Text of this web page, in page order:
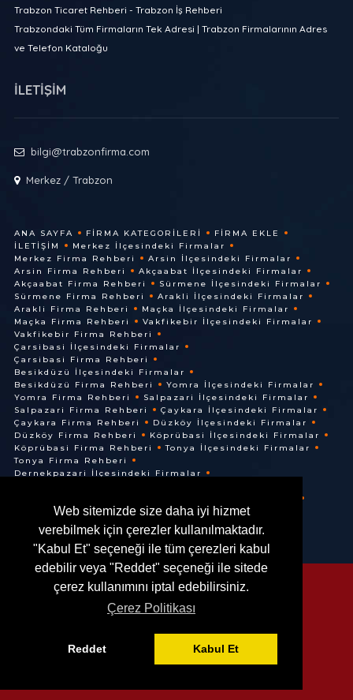
Web sitemizde size daha iyi hizmet
verebilmek için çerezler kullanılmaktadır.
"Kabul Et" seçeneği ile tüm çerezleri kabul
edebilir veya "Reddet" seçeneği ile sitede
çerez kullanımını iptal edebilirsiniz.
Çerez Politikası
Reddet Kabul Et
Trabzon Ticaret Rehberi - Trabzon İş Rehberi
Trabzondaki Tüm Firmaların Tek Adresi | Trabzon Firmalarının Adres
ve Telefon Kataloğu
İLETİŞİM
bilgi@trabzonfirma.com
Merkez / Trabzon
ANA SAYFA FIRMA KATEGORILERI
FIRMA EKLE
İLETIŞIM
Merkez İlçesindeki Firmalar
Merkez Firma Rehberi
Arsin İlçesindeki Firmalar
Arsin Firma Rehberi
Akçaabat İlçesindeki Firmalar
Akçaabat Firma Rehberi
Sürmene İlçesindeki Firmalar
Sürmene Firma Rehberi
Arakli İlçesindeki Firmalar
Arakli Firma Rehberi
Maçka İlçesindeki Firmalar
Maçka Firma Rehberi
Vakfikebir İlçesindeki Firmalar
Vakfikebir Firma Rehberi
Çarsibasi İlçesindeki Firmalar
Çarsibasi Firma Rehberi
Besikdüzü İlçesindeki Firmalar
Besikdüzü Firma Rehberi
Yomra İlçesindeki Firmalar
Yomra Firma Rehberi
Salpazari İlçesindeki Firmalar
Salpazari Firma Rehberi
Çaykara İlçesindeki Firmalar
Çaykara Firma Rehberi
Düzköy İlçesindeki Firmalar
Düzköy Firma Rehberi
Köprübasi İlçesindeki Firmalar
Köprübasi Firma Rehberi
Tonya İlçesindeki Firmalar
Tonya Firma Rehberi
Dernekpazari İlçesindeki Firmalar
Of İlçesindeki Firmalar
Of Firma Rehberi
© @ 2016. Her Hakkı Saklıdır.